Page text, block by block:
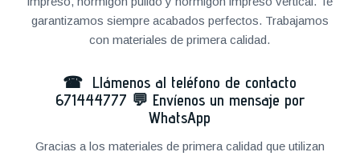
garantizamos siempre acabados perfectos. Trabajamos
con materiales de primera calidad.
☎ Llámenos al teléfono de contacto
671444777 💬 Envíenos un mensaje por
WhatsApp
Gracias a los materiales de primera calidad que utilizan